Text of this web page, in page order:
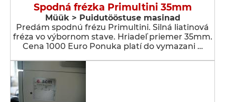
Spodná frézka Primultini 35mm
Müük > Puidutööstuse masinad
Predám spodnú frézu Primultini. Silná liatinová
fréza vo výbornom stave. Hriadeľ priemer 35mm.
Cena 1000 Euro Ponuka platí do vymazani …